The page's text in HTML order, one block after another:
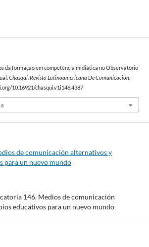
da formação em competência midiática no Observatório
Chasqui. Revista Latinoamericana De Comunicación,
10.16921/chasqui.v1i146.4387
de comunicación alternativos y
para un nuevo mundo
146. Medios de comunicación
educativos para un nuevo mundo